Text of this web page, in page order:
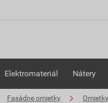
Elektromateriál Nátery
Fasádne omietky